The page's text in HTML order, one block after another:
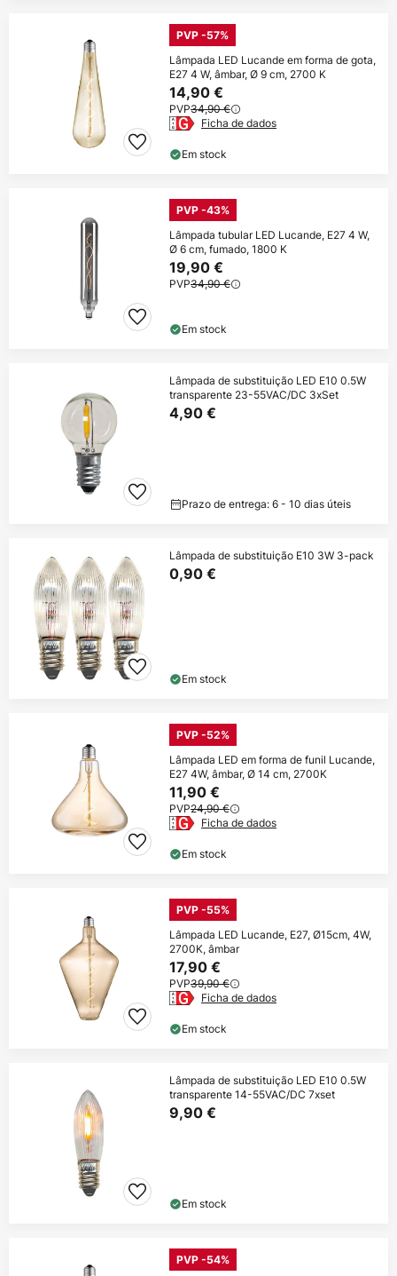
PVP -57%
Lâmpada LED Lucande em forma de gota,
E27 4 W, âmbar, Ø 9 cm, 2700 K
14,90 €
PVP34,90 €
Ficha de dados
Em stock
PVP -43%
Lâmpada tubular LED Lucande, E27 4 W,
Ø 6 cm, fumado, 1800 K
19,90 €
PVP34,90 €
Em stock
Lâmpada de substituição LED E10 0.5W
transparente 23-55VAC/DC 3xSet
4,90 €
Prazo de entrega: 6 - 10 dias úteis
Lâmpada de substituição E10 3W 3-pack
0,90 €
Em stock
PVP -52%
Lâmpada LED em forma de funil Lucande,
E27 4W, âmbar, Ø 14 cm, 2700K
11,90 €
PVP24,90 €
Ficha de dados
Em stock
PVP -55%
Lâmpada LED Lucande, E27, Ø15cm, 4W,
2700K, âmbar
17,90 €
PVP39,90 €
Ficha de dados
Em stock
Lâmpada de substituição LED E10 0.5W
transparente 14-55VAC/DC 7xset
9,90 €
Em stock
PVP -54%